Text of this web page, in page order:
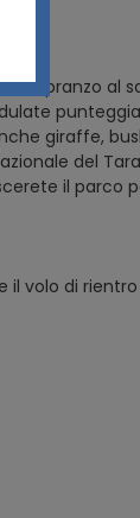
con pranzo al
giraffe,
del
il parco
il volo di rientro